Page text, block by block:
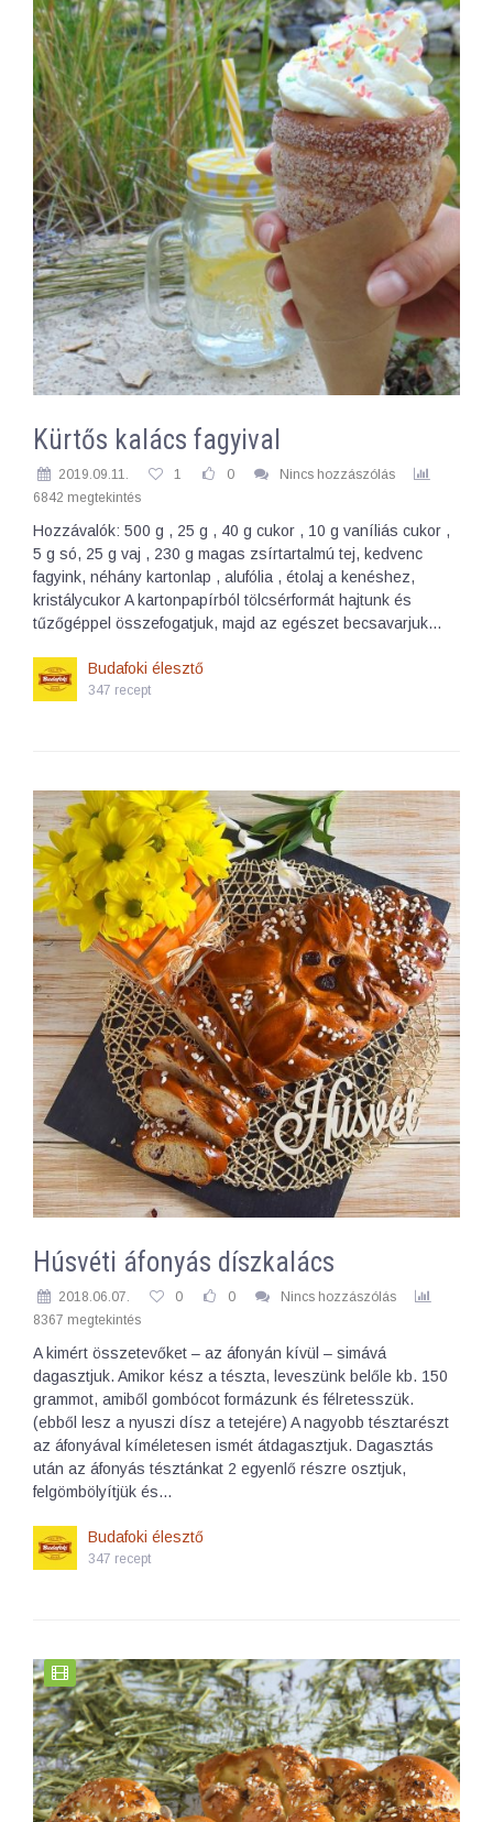
Kürtős kalács fagyival
2019.09.11. 1 0
Nincs hozzászólás
6842 megtekintés
Hozzávalók: 500 g , 25 g , 40 g cukor , 10 g vaníliás cukor ,
5 g só, 25 g vaj , 230 g magas zsírtartalmú tej, kedvenc
fagyink, néhány kartonlap , alufólia , étolaj a kenéshez,
kristálycukor A kartonpapírból tölcsérformát hajtunk és
tűzőgéppel összefogatjuk, majd az egészet becsavarjuk…
Budafoki élesztő
347 recept
Húsvéti áfonyás díszkalács
2018.06.07. 0 0
Nincs hozzászólás
8367 megtekintés
A kimért összetevőket – az áfonyán kívül – simává
dagasztjuk. Amikor kész a tészta, leveszünk belőle kb. 150
grammot, amiből gombócot formázunk és félretesszük.
(ebből lesz a nyuszi dísz a tetejére) A nagyobb tésztarészt
az áfonyával kíméletesen ismét átdagasztjuk. Dagasztás
után az áfonyás tésztánkat 2 egyenlő részre osztjuk,
felgömbölyítjük és…
Budafoki élesztő
347 recept